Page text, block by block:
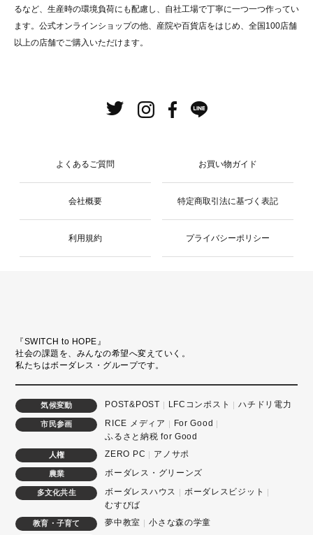
るなど、生産時の環境負荷にも配慮し、自社工場で丁寧に一つ一つ作ってい
ます。公式オンラインショップの他、産院や百貨店をはじめ、全国100店舗
以上の店舗でご購入いただけます。
よくあるご質問 お買い物ガイド
会社概要 特定商取引法に基づく表記
利用規約 プライバシーポリシー
『SWITCH to HOPE』
社会の課題を、みんなの希望へ変えていく。
私たちはボーダレス・グループです。
気候変動 POST&POST LFCコンポスト ハチドリ電力
市民参画 RICE メディア
For Good
ふるさと納税 for Good
人権 ZERO PC アノサポ
農業 ボーダレス・グリーンズ
多文化共生 ボーダレスハウス
ボーダレスビジット
むすびば
教育・子育て 夢中教室 小さな森の学童